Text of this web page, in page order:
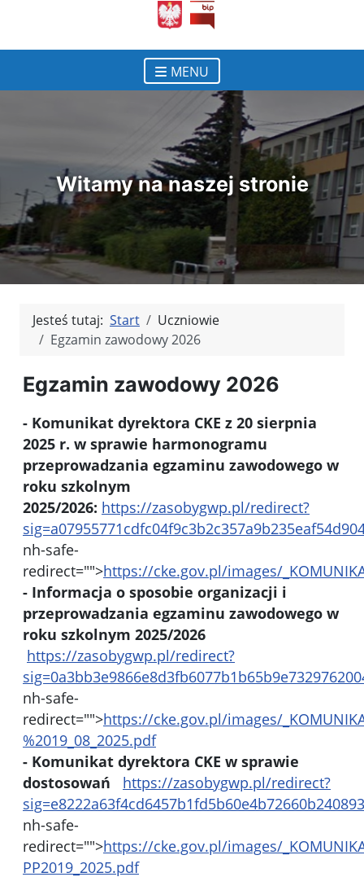
otwiera się w nowym
MENU
Witamy na naszej stronie
Jesteś tutaj: Start
Uczniowie
Egzamin zawodowy 2026
Egzamin zawodowy 2026
- Komunikat dyrektora CKE z 20 sierpnia
2025 r. w sprawie harmonogramu
przeprowadzania egzaminu zawodowego w
roku szkolnym
2025/2026: https://zasobygwp.pl/redirect?
nh-safe-
redirect="">https://cke.gov.pl/images/
- Informacja o sposobie organizacji i
przeprowadzania egzaminu zawodowego w
roku szkolnym 2025/2026
https://zasobygwp.pl/redirect?
nh-safe-
redirect="">https://cke.gov.pl/images/
%2019_08_2025.pdf
- Komunikat dyrektora CKE w sprawie
dostosowań
https://zasobygwp.pl/redirect?
nh-safe-
redirect="">https://cke.gov.pl/images/
PP2019_2025.pdf